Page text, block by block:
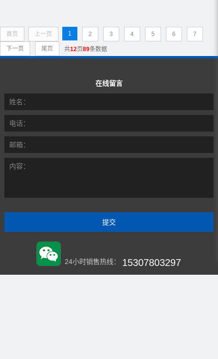
首页 上一页 1 2 3 4 5 6 7
下一页 尾页 共12页89条数据
在线留言
姓名：
电话：
邮箱：
内容：
24小时销售热线： 15307803297